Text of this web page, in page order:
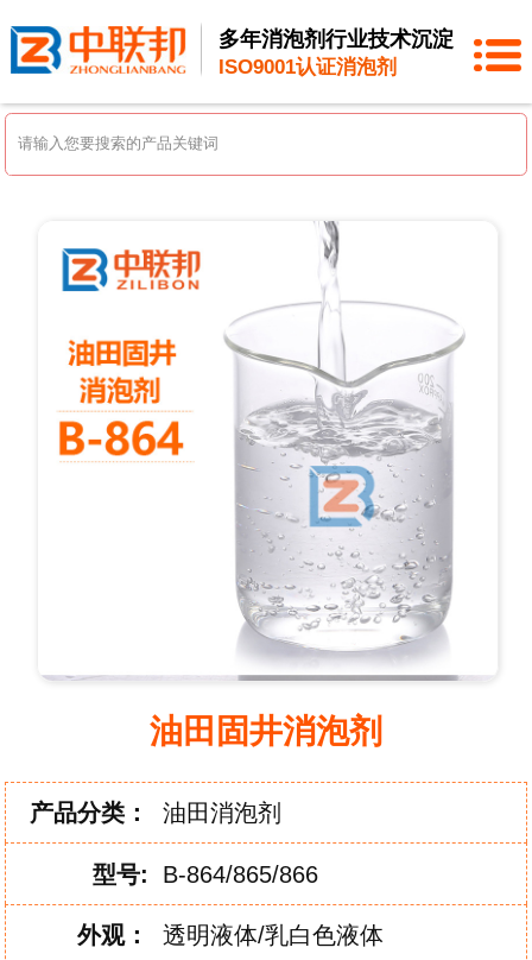
多年消泡剂行业技术沉淀
ISO9001认证消泡剂
油田固井消泡剂
产品分类： 油田消泡剂
型号: B-864/865/866
外观： 透明液体/乳白色液体